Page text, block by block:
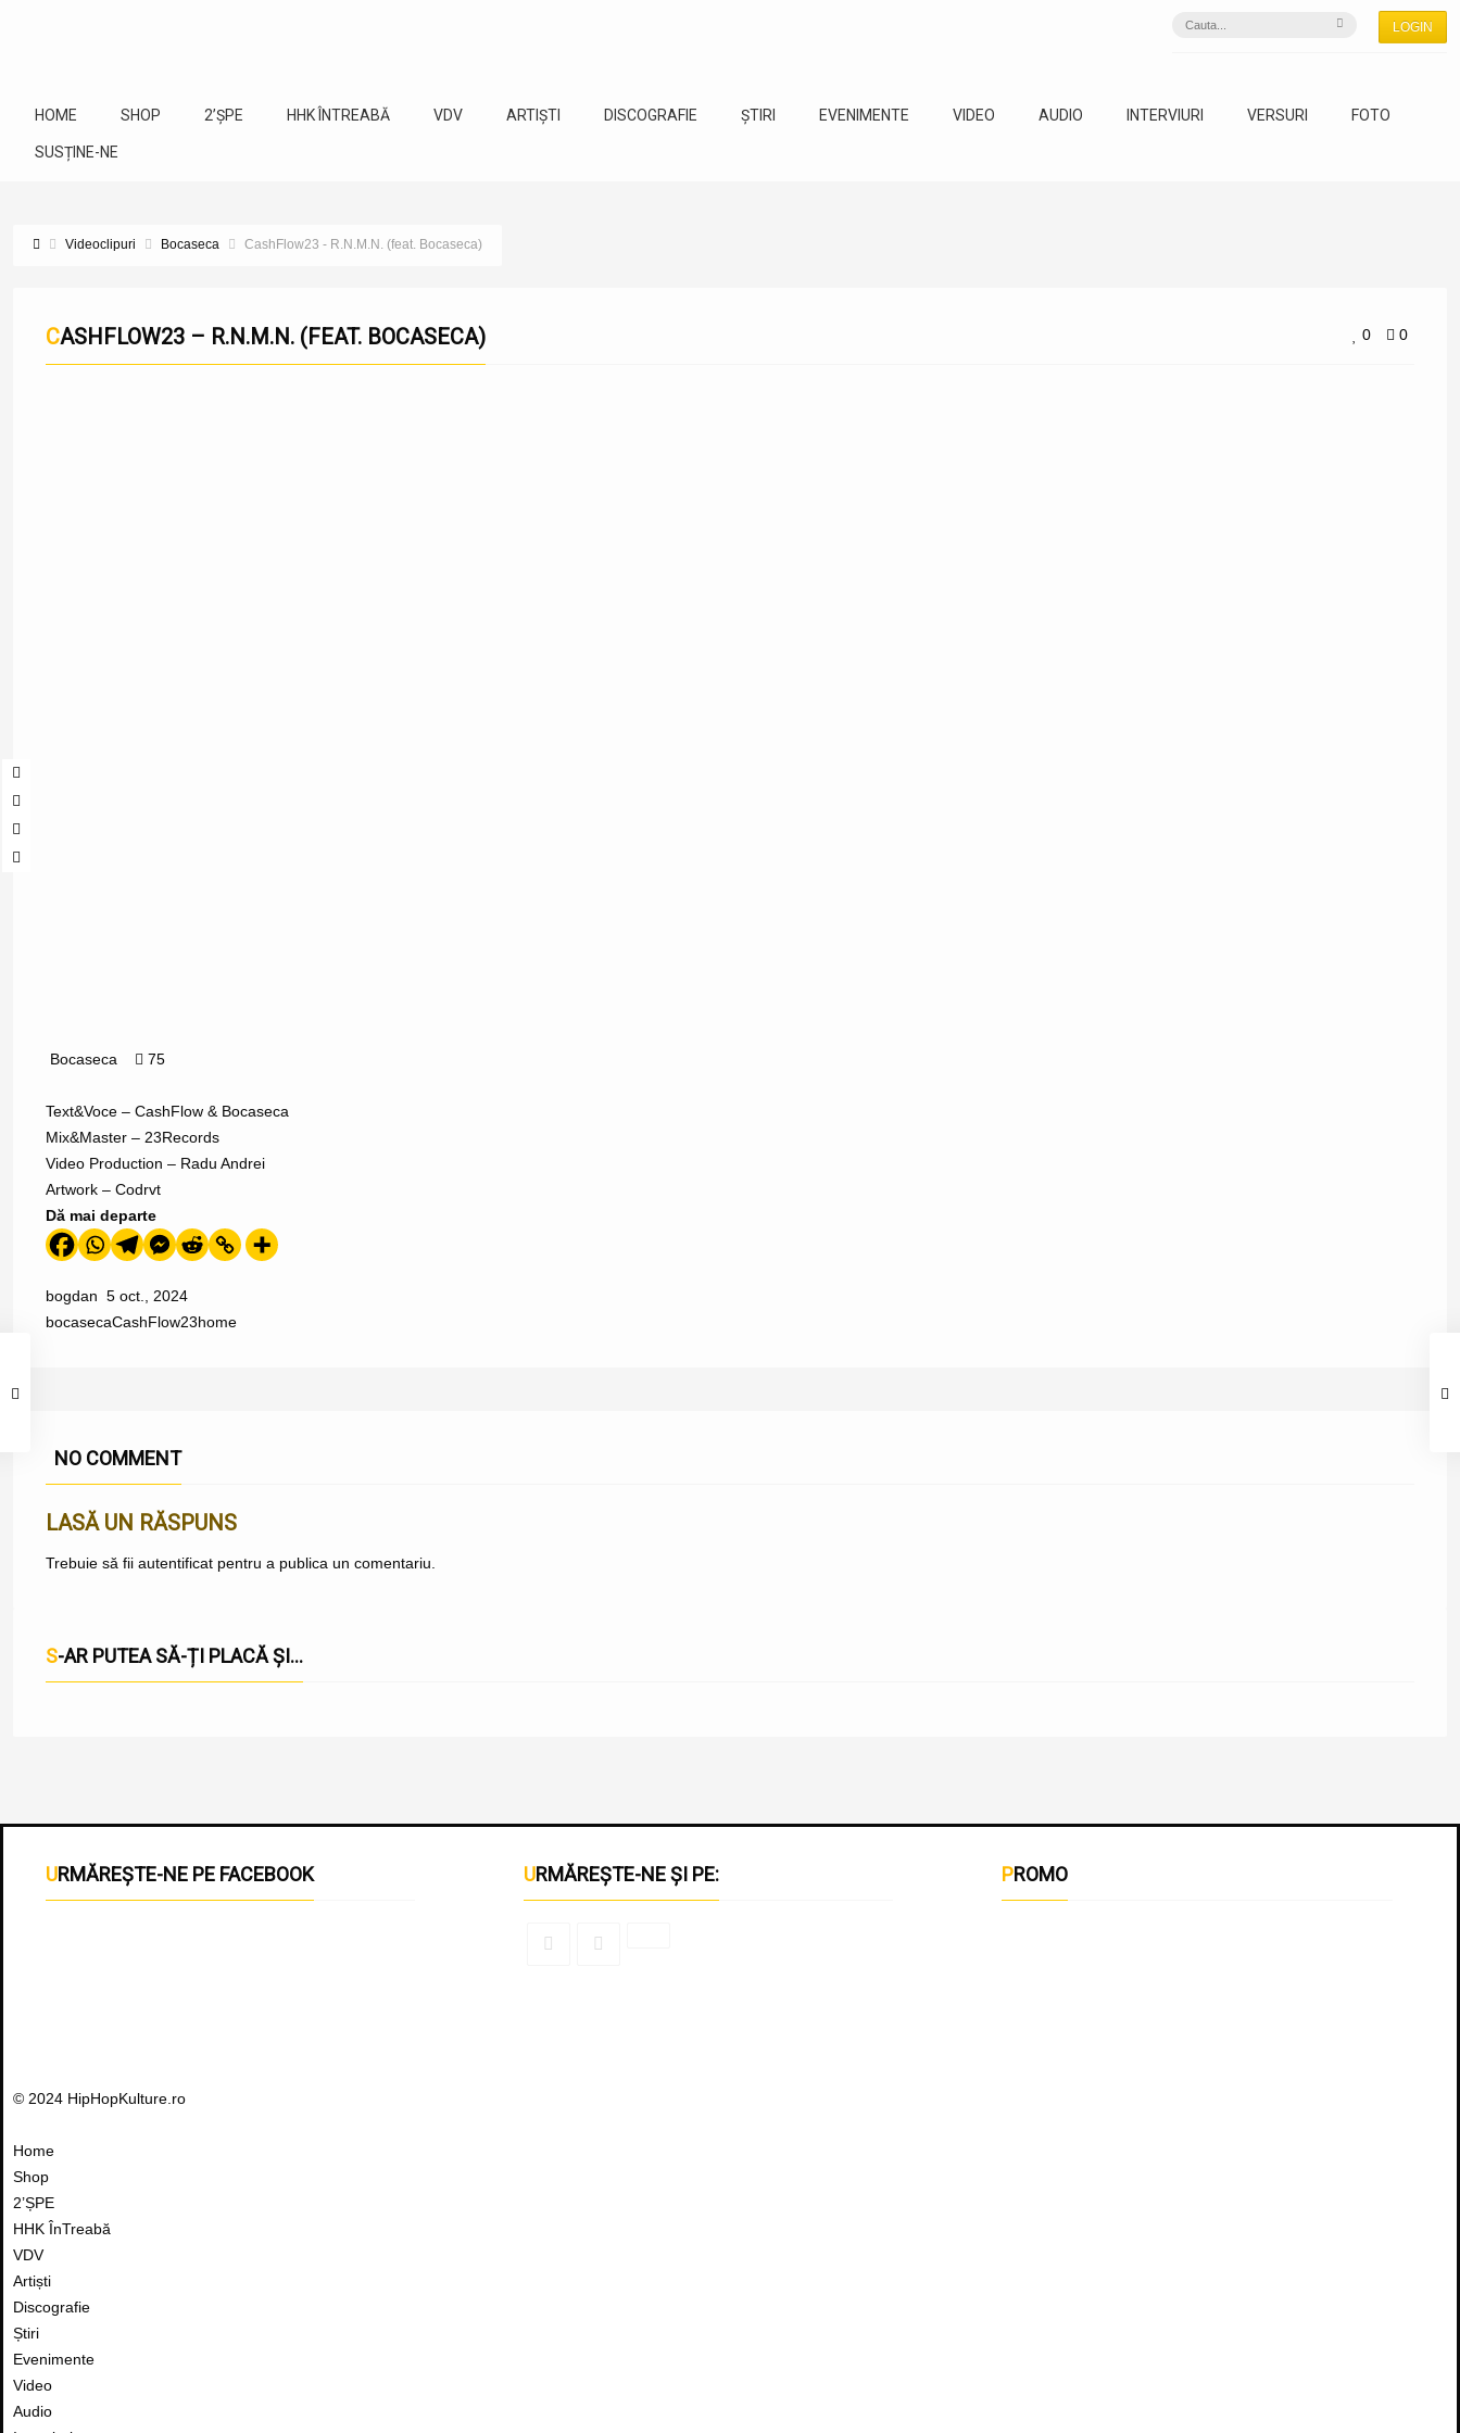
LOGIN
HOME SHOP 2’ȘPE HHK ÎNTREABĂ VDV ARTIȘTI DISCOGRAFIE ȘTIRI EVENIMENTE VIDEO AUDIO INTERVIURI VERSURI FOTO
SUSȚINE-NE
Videoclipuri Bocaseca CashFlow23 - R.N.M.N. (feat. Bocaseca)
0 0
CASHFLOW23 – R.N.M.N. (FEAT. BOCASECA)
Bocaseca 75
Text&Voce – CashFlow & Bocaseca
Mix&Master – 23Records
Video Production – Radu Andrei
Artwork – Codrvt
Dă mai departe
bogdan 5 oct., 2024
bocasecaCashFlow23home
NO COMMENT
LASĂ UN RĂSPUNS
Trebuie să fii autentificat pentru a publica un comentariu.
S-AR PUTEA SĂ-ȚI PLACĂ ȘI...
URMĂREȘTE-NE PE FACEBOOK URMĂREȘTE-NE ȘI PE: PROMO
© 2024 HipHopKulture.ro
Home
Shop
2’ȘPE
HHK ÎnTreabă
VDV
Artiști
Discografie
Știri
Evenimente
Video
Audio